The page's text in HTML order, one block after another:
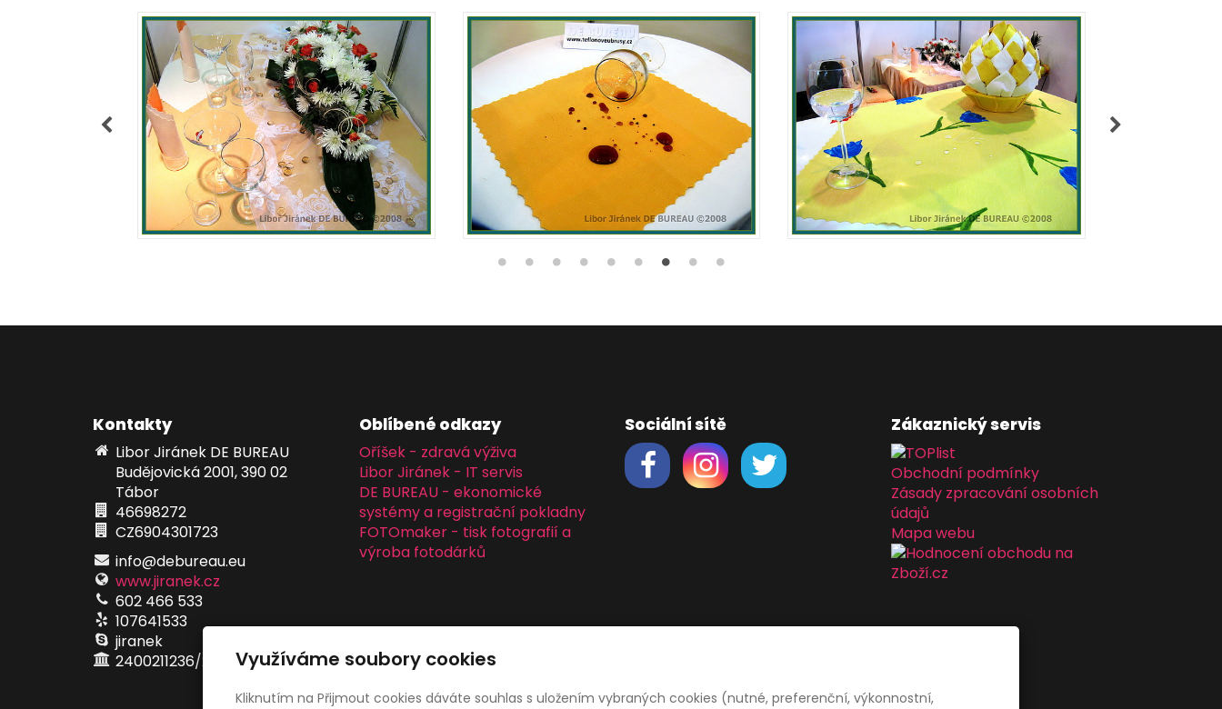
Kontakty
Libor Jiránek DE BUREAU
Budějovická 2001, 390 02
Tábor
46698272
CZ6904301723
info@debureau.eu
www.jiranek.cz
602 466 533
107641533
jiranek
2400211236/2010
Oblíbené odkazy
Oříšek - zdravá výživa
Libor Jiránek - IT servis
DE BUREAU - ekonomické
systémy a registrační pokladny
FOTOmaker - tisk fotografií a
výroba fotodárků
Sociální sítě Zákaznický servis
Obchodní podmínky
Zásady zpracování osobních
údajů
Mapa webu
Využíváme soubory cookies
Kliknutím na Přijmout cookies dáváte souhlas s uložením vybraných cookies (nutné, preferenční, výkonnostní,